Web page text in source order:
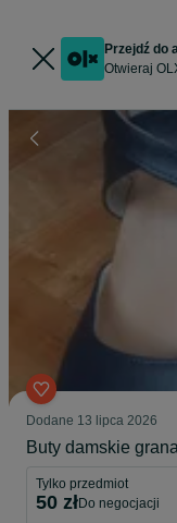
Przejdź do
Otwieraj
Dodane 13 lipca 2026
Buty damskie
Tylko przedmiot
50 zł do negocjacji